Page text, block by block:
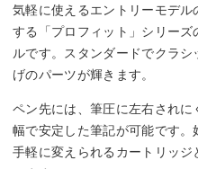
気軽に使えるエントリーモデ
する「プロフィット」シリー
ルです。スタンダードでクラ
げのパーツが輝きます。
ペン先には、筆圧に左右され
幅で安定した筆記が可能です
手軽に変えられるカートリッ